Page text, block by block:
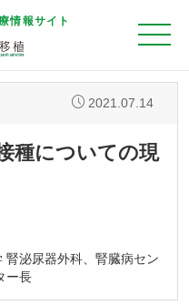
情報サイト
2021.07.14
種についての現
腎泌尿器外科、腎臓病セン
ー長